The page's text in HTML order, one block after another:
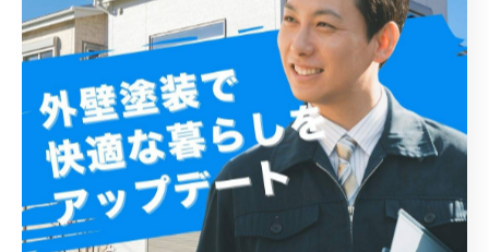
市川市での外壁塗装を成功させるためには、まず地域の
相場を理解することが重要です。一般的に市川市の外壁
塗装の相場は、建物の大きさや塗料の種類によって異な
りますが、平均的には1平方メートルあたり約2,500円か
ら4,500円が目安とされています。適切な塗料選びも外壁
塗装の成否を左右します。市川市でよく用いられる塗料
には、耐久性が高いシリコン塗料やフッ素塗料、比較的